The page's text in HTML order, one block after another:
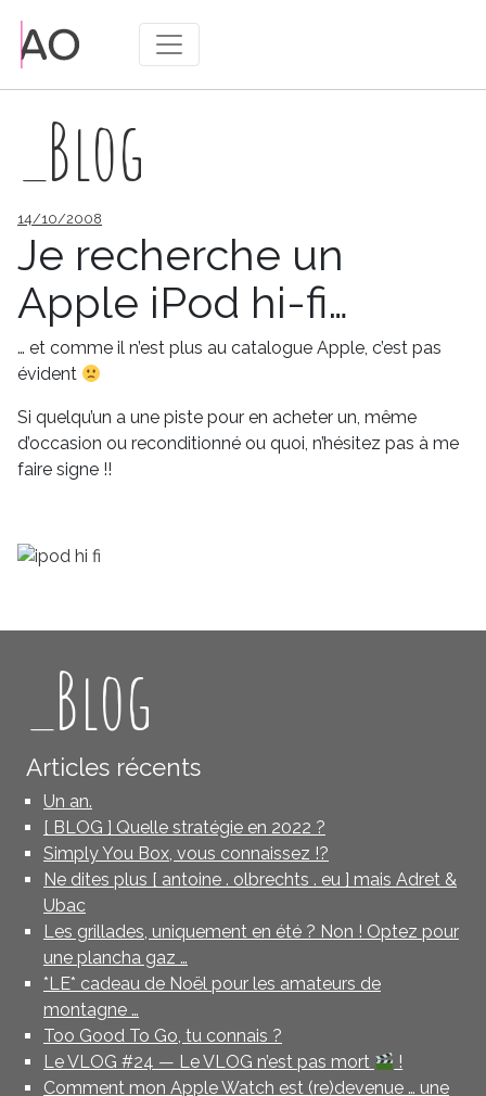
_Blog
Articles récents
Un an.
[ BLOG ] Quelle stratégie en 2022 ?
Simply You Box, vous connaissez !?
Ne dites plus [ antoine . olbrechts . eu ] mais Adret &
Ubac
Les grillades, uniquement en été ? Non ! Optez pour
une plancha gaz …
*LE* cadeau de Noël pour les amateurs de
montagne …
Too Good To Go, tu connais ?
Le VLOG #24 — Le VLOG n’est pas mort
!
Comment mon Apple Watch est (re)devenue … une
_Blog
Publié
14/10/2008
Je recherche un
Apple iPod hi-fi…
… et comme il n’est plus au catalogue Apple, c’est pas
évident
Si quelqu’un a une piste pour en acheter un, même
d’occasion ou reconditionné ou quoi, n’hésitez pas à me
faire signe !!